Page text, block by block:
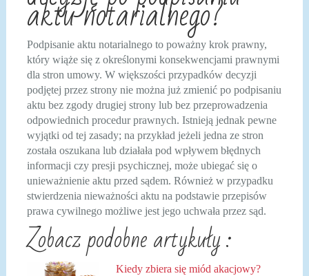
aktu notarialnego?
Podpisanie aktu notarialnego to poważny krok prawny,
który wiąże się z określonymi konsekwencjami prawnymi
dla stron umowy. W większości przypadków decyzji
podjętej przez strony nie można już zmienić po podpisaniu
aktu bez zgody drugiej strony lub bez przeprowadzenia
odpowiednich procedur prawnych. Istnieją jednak pewne
wyjątki od tej zasady; na przykład jeżeli jedna ze stron
została oszukana lub działała pod wpływem błędnych
informacji czy presji psychicznej, może ubiegać się o
unieważnienie aktu przed sądem. Również w przypadku
stwierdzenia nieważności aktu na podstawie przepisów
prawa cywilnego możliwe jest jego uchwała przez sąd.
Zobacz podobne artykuły :
Kiedy zbiera się miód akacjowy?